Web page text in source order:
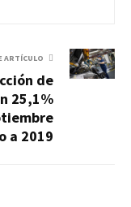
ARTÍCULO
de
25,1%
a 2019